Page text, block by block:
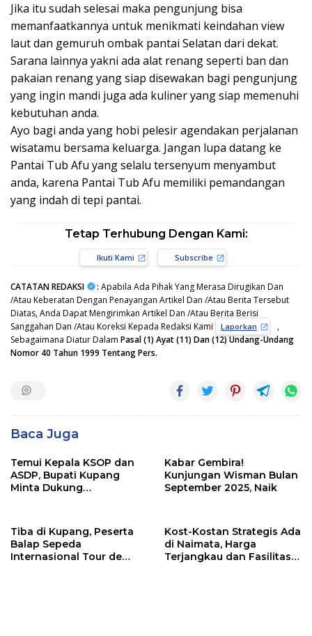
Jika itu sudah selesai maka pengunjung bisa
memanfaatkannya untuk menikmati keindahan view
laut dan gemuruh ombak pantai Selatan dari dekat.
Sarana lainnya yakni ada alat renang seperti ban dan
pakaian renang yang siap disewakan bagi pengunjung
yang ingin mandi juga ada kuliner yang siap memenuhi
kebutuhan anda.
Ayo bagi anda yang hobi pelesir agendakan perjalanan
wisatamu bersama keluarga. Jangan lupa datang ke
Pantai Tub Afu yang selalu tersenyum menyambut
anda, karena Pantai Tub Afu memiliki pemandangan
yang indah di tepi pantai.
Tetap Terhubung Dengan Kami:
Ikuti Kami Subscribe
CATATAN REDAKSI : Apabila Ada Pihak Yang Merasa Dirugikan Dan
/Atau Keberatan Dengan Penayangan Artikel Dan /Atau Berita Tersebut
Diatas, Anda Dapat Mengirimkan Artikel Dan /Atau Berita Berisi
Sanggahan Dan /Atau Koreksi Kepada Redaksi Kami
Laporkan
,
Sebagaimana Diatur Dalam Pasal (1) Ayat (11) Dan (12) Undang-Undang
Nomor 40 Tahun 1999 Tentang Pers.
Baca Juga
Temui Kepala KSOP dan
ASDP, Bupati Kupang
Minta Dukung
Keduanya
Kabar Gembira!
Kunjungan Wisman Bulan
September 2025, Naik
Tiba di Kupang, Peserta
Balap Sepeda
Internasional Tour de
Kost-Kostan Strategis Ada
di Naimata, Harga
Terjangkau dan Fasilitas